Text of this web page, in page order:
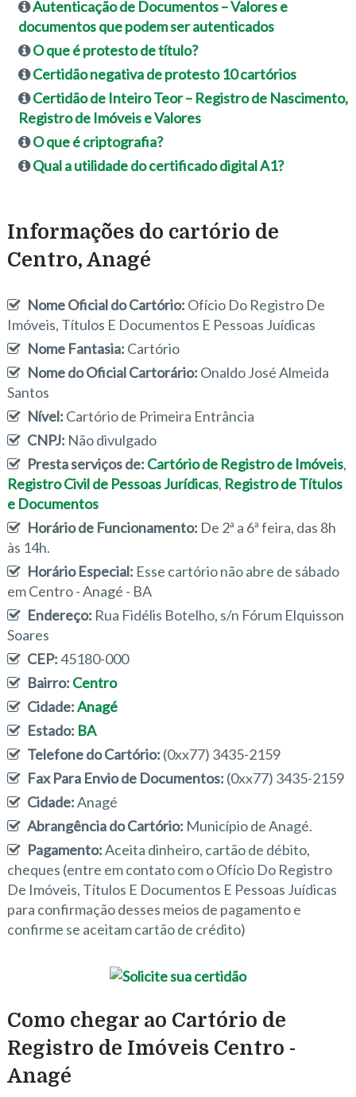
Autenticação de Documentos – Valores e
documentos que podem ser autenticados
O que é protesto de título?
Certidão negativa de protesto 10 cartórios
Certidão de Inteiro Teor – Registro de Nascimento,
Registro de Imóveis e Valores
O que é criptografia?
Qual a utilidade do certificado digital A1?
Informações do cartório de
Centro, Anagé
Nome Oficial do Cartório: Ofício Do Registro De
Imóveis, Títulos E Documentos E Pessoas Juídicas
Nome Fantasia: Cartório
Nome do Oficial Cartorário: Onaldo José Almeida
Santos
Nível: Cartório de Primeira Entrância
CNPJ: Não divulgado
Presta serviços de: Cartório de Registro de Imóveis,
Registro Civil de Pessoas Jurídicas, Registro de Títulos
e Documentos
Horário de Funcionamento: De 2ª a 6ª feira, das 8h
às 14h.
Horário Especial: Esse cartório não abre de sábado
em Centro - Anagé - BA
Endereço: Rua Fidélis Botelho, s/n Fórum Elquisson
Soares
CEP:45180-000
Bairro: Centro
Cidade:Anagé
Estado: BA
Telefone do Cartório: (0xx77) 3435-2159
Fax Para Envio de Documentos: (0xx77) 3435-2159
Cidade:Anagé
Abrangência do Cartório: Município de Anagé.
Pagamento:Aceita dinheiro, cartão de débito,
cheques (entre em contato com o Ofício Do Registro
De Imóveis, Títulos E Documentos E Pessoas Juídicas
para confirmação desses meios de pagamento e
confirme se aceitam cartão de crédito)
Como chegar ao Cartório de
Registro de Imóveis Centro -
Anagé